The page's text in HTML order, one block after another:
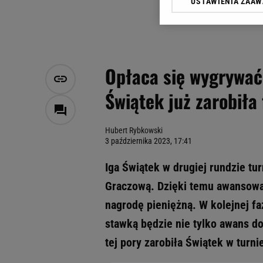
Opłaca się
Świątek już
Hubert Rybkowski
3 października 2023, 17:41
Iga Świątek w drugiej rundzie
Graczową. Dzięki temu
nagrodę pieniężną. W kolejnej
stawką będzie nie tylko awans
tej pory zarobiła Świątek w
Klikając „Akceptuję”
Zaufanych Partnerów i
My, nasi Zaufani
Użycie dokładnych
Przechowywanie